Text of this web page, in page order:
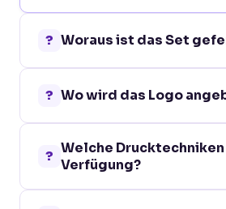
? Woraus ist das Set
Birkensperrholz gefertigt
Maserung, das
weihnachtlichen
passt.
? Wo wird das Logo
des Sets. Je nach
Digital-Transferdruck
– entsteht dort ein gut
? Welche
Verfügung?